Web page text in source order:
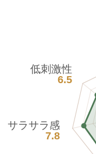
サラサラ感
7.8
低刺激性
6.5